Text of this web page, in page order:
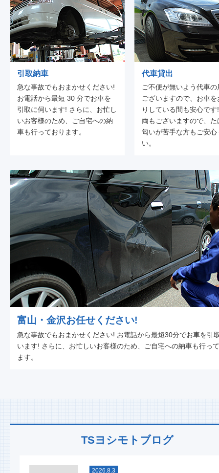
引取納車
急な事故でもおまかせください!
お電話から最短 30 分でお車を
引取に伺います! さらに、お忙し
いお客様のため、ご自宅への納
車も行っております。
代車貸出
ご不便が無いよう代車の
ございますので、お車を
りしている間も安心で
両もございますので、た
匂いが苦手な方もご安心
い。
富山・金沢お任せください!
急な事故でもおまかせください! お電話から最短30分でお車を引
います! さらに、お忙しいお客様のため、ご自宅への納車も行っ
ます。
TSヨシモトブログ
2026.8.3